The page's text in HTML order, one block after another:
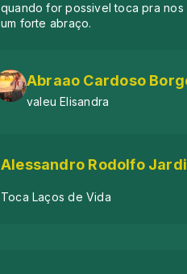
quando for possivel toca pra
um forte abraço.
Abraao Cardoso
valeu Elisandra
Alessandro Rodolfo
Toca Laços de Vida